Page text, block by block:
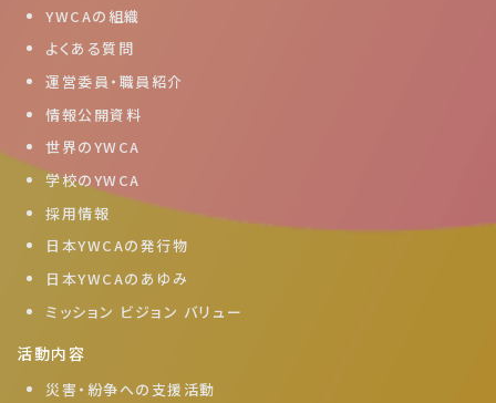
YWCAの組織
よくある質問
運営委員・職員紹介
情報公開資料
世界のYWCA
学校のYWCA
採用情報
日本YWCAの発行物
日本YWCAのあゆみ
ミッション ビジョン バリュー
活動内容
災害・紛争への支援活動